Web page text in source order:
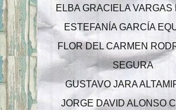
ELBA GRACIELA VARGAS
ESTEFANÍA GARCÍA
FLOR DEL CARMEN
SEGURA
GUSTAVO JARA
JORGE DAVID ALONSO